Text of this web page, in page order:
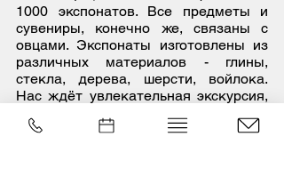
1000 экспонатов. Все предметы и
сувениры, конечно же, связаны с
овцами. Экспонаты изготовлены из
различных материалов - глины,
стекла, дерева, шерсти, войлока.
Нас ждёт увлекательная экскурсия,
мастер-класс - сувенир на память.